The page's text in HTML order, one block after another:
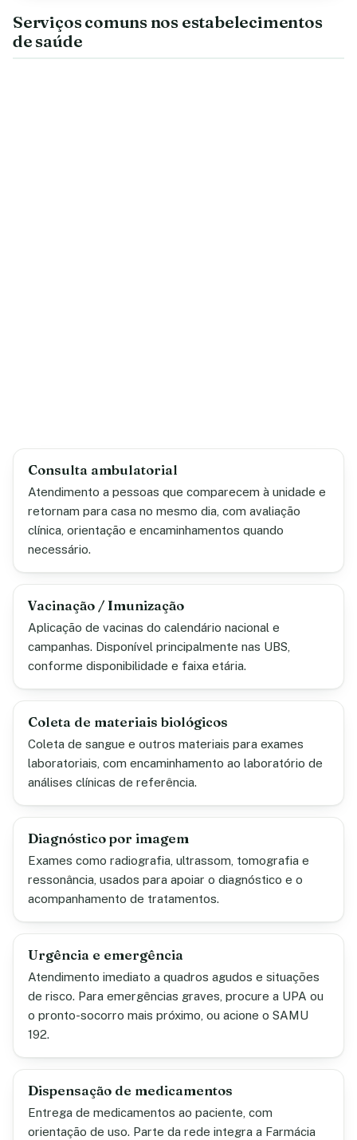
Serviços comuns nos estabelecimentos
de saúde
Consulta ambulatorial
Atendimento a pessoas que comparecem à unidade e
retornam para casa no mesmo dia, com avaliação
clínica, orientação e encaminhamentos quando
necessário.
Vacinação / Imunização
Aplicação de vacinas do calendário nacional e
campanhas. Disponível principalmente nas UBS,
conforme disponibilidade e faixa etária.
Coleta de materiais biológicos
Coleta de sangue e outros materiais para exames
laboratoriais, com encaminhamento ao laboratório de
análises clínicas de referência.
Diagnóstico por imagem
Exames como radiografia, ultrassom, tomografia e
ressonância, usados para apoiar o diagnóstico e o
acompanhamento de tratamentos.
Urgência e emergência
Atendimento imediato a quadros agudos e situações
de risco. Para emergências graves, procure a UPA ou
o pronto-socorro mais próximo, ou acione o SAMU
192.
Dispensação de medicamentos
Entrega de medicamentos ao paciente, com
orientação de uso. Parte da rede integra a Farmácia